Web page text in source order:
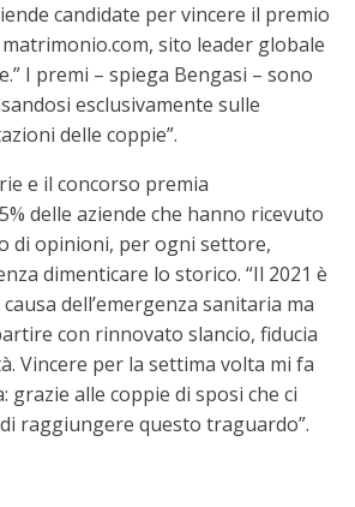
candidate per vincere il premio
sito leader globale
I premi – spiega Bengasi – sono
esclusivamente sulle
delle coppie”.
e il concorso premia
delle aziende che hanno ricevuto
di opinioni, per ogni settore,
dimenticare lo storico. “Il 2021 è
dell’emergenza sanitaria ma
con rinnovato slancio, fiducia
Vincere per la settima volta mi fa
grazie alle coppie di sposi che ci
raggiungere questo traguardo”.